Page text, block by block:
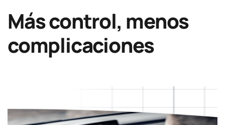
Más control, menos
complicaciones